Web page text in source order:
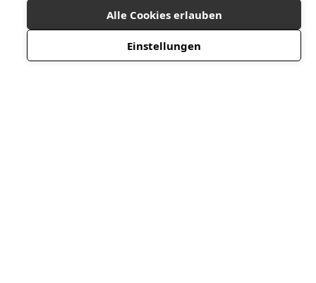
Alle Cookies erlauben
Einstellungen